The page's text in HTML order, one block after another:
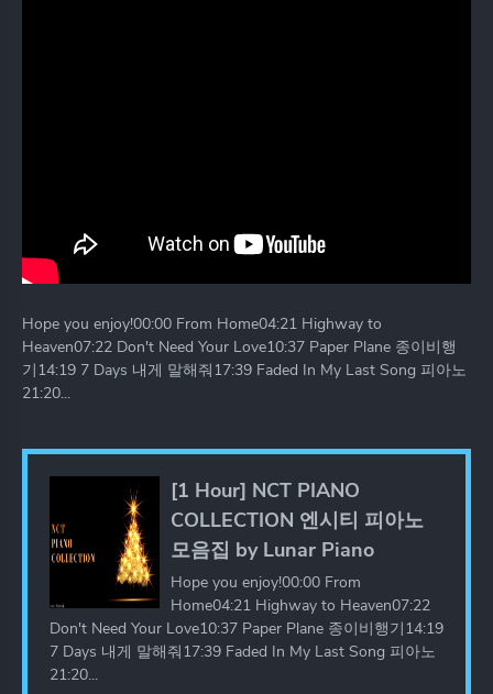
Hope you enjoy!00:00 From Home04:21 Highway to
Heaven07:22 Don't Need Your Love10:37 Paper Plane 종이비행
기14:19 7 Days 내게 말해줘17:39 Faded In My Last Song 피아노
21:20...
[1 Hour] NCT PIANO
COLLECTION 엔시티 피아노
모음집 by Lunar Piano
Hope you enjoy!00:00 From
Home04:21 Highway to Heaven07:22
Don't Need Your Love10:37 Paper Plane 종이비행기14:19
7 Days 내게 말해줘17:39 Faded In My Last Song 피아노
21:20...